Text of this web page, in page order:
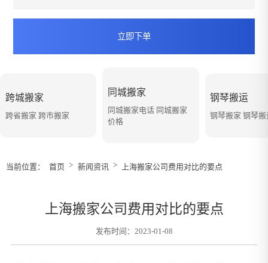
立即下单
跨城搬家
跨省搬家 跨市搬家
同城搬家
同城搬家电话 同城搬家
价格
钢琴搬运
钢琴搬家 钢琴
当前位置： 首页 > 新闻资讯 > 上海搬家公司费用对比的要点
上海搬家公司费用对比的要点
发布时间：2023-01-08